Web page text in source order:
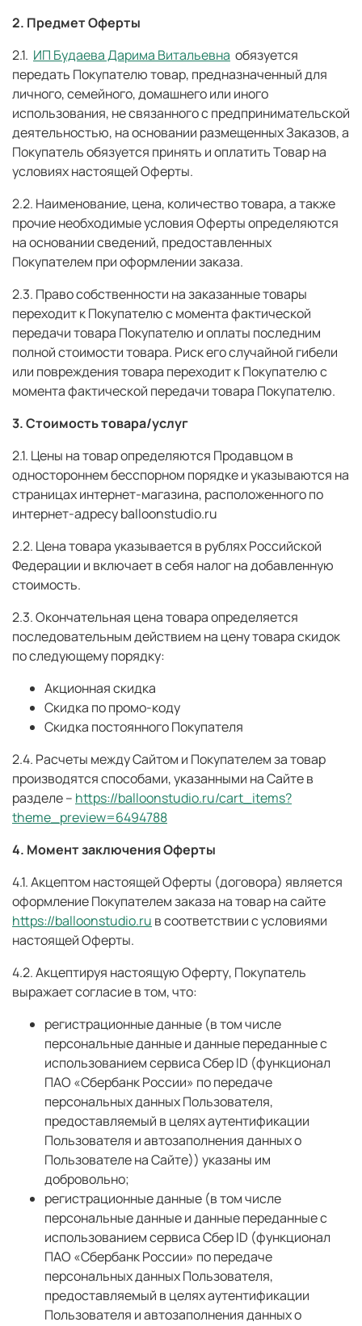
2. Предмет Оферты
2.1. ИП Будаева Дарима Витальевна обязуется
передать Покупателю товар, предназначенный для
личного, семейного, домашнего или иного
использования, не связанного с предпринимательской
деятельностью, на основании размещенных Заказов, а
Покупатель обязуется принять и оплатить Товар на
условиях настоящей Оферты.
2.2. Наименование, цена, количество товара, а также
прочие необходимые условия Оферты определяются
на основании сведений, предоставленных
Покупателем при оформлении заказа.
2.3. Право собственности на заказанные товары
переходит к Покупателю с момента фактической
передачи товара Покупателю и оплаты последним
полной стоимости товара. Риск его случайной гибели
или повреждения товара переходит к Покупателю с
момента фактической передачи товара Покупателю.
3. Стоимость товара/услуг
2.1. Цены на товар определяются Продавцом в
одностороннем бесспорном порядке и указываются на
страницах интернет-магазина, расположенного по
интернет-адресу balloonstudio.ru
2.2. Цена товара указывается в рублях Российской
Федерации и включает в себя налог на добавленную
стоимость.
2.3. Окончательная цена товара определяется
последовательным действием на цену товара скидок
по следующему порядку:
Акционная скидка
Скидка по промо-коду
Скидка постоянного Покупателя
2.4. Расчеты между Сайтом и Покупателем за товар
производятся способами, указанными на Сайте в
разделе – https://balloonstudio.ru/cart_items?
theme_preview=6494788
4. Момент заключения Оферты
4.1. Акцептом настоящей Оферты (договора) является
оформление Покупателем заказа на товар на сайте
https://balloonstudio.ru в соответствии с условиями
настоящей Оферты.
4.2. Акцептируя настоящую Оферту, Покупатель
выражает согласие в том, что:
регистрационные данные (в том числе
персональные данные и данные переданныес
использованием сервиса Сбер ID (функционал
ПАО «Сбербанк России» по передаче
персональных данных Пользователя,
предоставляемый в целях аутентификации
Пользователя и автозаполнения данных о
Пользователе на Сайте)) указаны им
добровольно;
регистрационные данные (в том числе
персональные данные и данные переданныес
использованием сервиса Сбер ID (функционал
ПАО «Сбербанк России» по передаче
персональных данных Пользователя,
предоставляемый в целях аутентификации
Пользователя и автозаполнения данных о